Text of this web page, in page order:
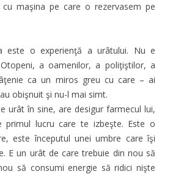
maşina pe care o rezervasem pe
este o experienţă a urâtului. Nu e
a oamenilor, a poliţiştilor, a
ca un miros greu cu care – ai
obişnuit şi nu-l mai simt.
urât în sine, are desigur farmecul lui,
primul lucru care te izbeşte. Este o
este începutul unei umbre care îşi
E un urât de care trebuie din nou să
să consumi energie să ridici nişte